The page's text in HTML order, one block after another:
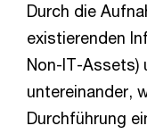
Durch die
existierenden
Non-IT-Assets)
untereinander,
Durchführung